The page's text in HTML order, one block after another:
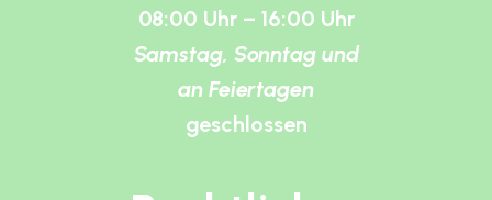
08:00 Uhr – 16:00 Uhr
Samstag, Sonntag und
an Feiertagen
geschlossen